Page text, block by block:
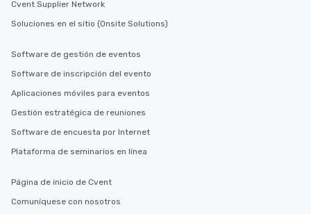
Cvent Supplier Network
Soluciones en el sitio (Onsite Solutions)
Software de gestión de eventos
Software de inscripción del evento
Aplicaciones móviles para eventos
Gestión estratégica de reuniones
Software de encuesta por Internet
Plataforma de seminarios en línea
Página de inicio de Cvent
Comuníquese con nosotros